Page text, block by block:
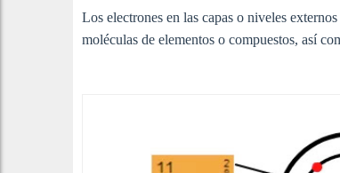
Los electrones en las capas o niveles
moléculas de elementos o compuestos, así